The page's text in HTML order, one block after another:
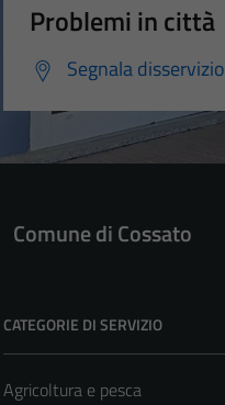
Problemi in città
Segnala disservizio
Comune di Cossato
CATEGORIE DI SERVIZIO
Agricoltura e pesca